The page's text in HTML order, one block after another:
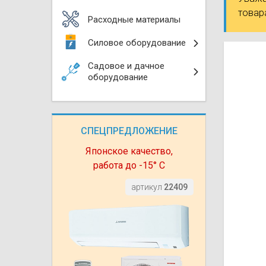
Расходные материалы
Силовое оборудование
Садовое и дачное
оборудование
СПЕЦПРЕДЛОЖЕНИЕ
Японское качество,
работа до -15° С
артикул 22409
Моноблоки
VRF
Компрессорно-
Чиллеры
Водяные
Сушилки для рук
Газонокосилки
Газонокосилки
Измельчители